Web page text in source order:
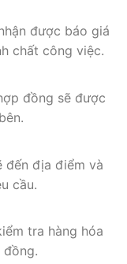
được báo giá
chất công việc.
đồng sẽ được
đến địa điểm và
cầu.
tra hàng hóa
đồng.